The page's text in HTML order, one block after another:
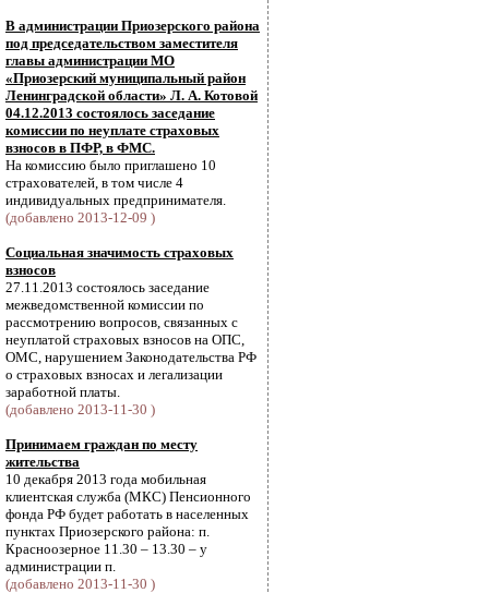
В администрации Приозерского района
под председательством заместителя
главы администрации МО
«Приозерский муниципальный район
Ленинградской области» Л. А. Котовой
04.12.2013 состоялось заседание
комиссии по неуплате страховых
взносов в ПФР, в ФМС.
На комиссию было приглашено 10
страхователей, в том числе 4
индивидуальных предпринимателя.
(добавлено 2013-12-09 )
Социальная значимость страховых
взносов
27.11.2013 состоялось заседание
межведомственной комиссии по
рассмотрению вопросов, связанных с
неуплатой страховых взносов на ОПС,
ОМС, нарушением Законодательства РФ
о страховых взносах и легализации
заработной платы.
(добавлено 2013-11-30 )
Принимаем граждан по месту
жительства
10 декабря 2013 года мобильная
клиентская служба (МКС) Пенсионного
фонда РФ будет работать в населенных
пунктах Приозерского района: п.
Красноозерное 11.30 – 13.30 – у
администрации п.
(добавлено 2013-11-30 )